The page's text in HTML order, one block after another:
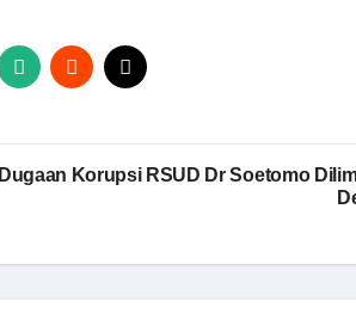
Dugaan Korupsi RSUD Dr Soetomo